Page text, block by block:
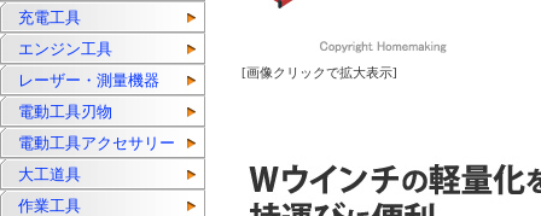
充電工具
エンジン工具
レーザー・測量機器
電動工具刃物
電動工具アクセサリー
大工道具
作業工具
[画像クリックで拡大表示]